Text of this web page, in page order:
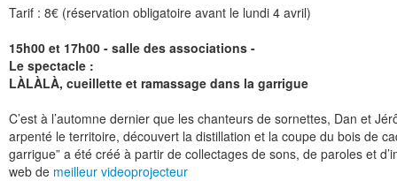
Tarif : 8€ (réservation obligatoire avant le lundi 4 avril)
15h00 et 17h00 - salle des associations -
Le spectacle :
LÀLÀLÀ, cueillette et ramassage dans la garrigue
C’est à l’automne dernier que les chanteurs de sornettes, Dan et
arpenté le territoire, découvert la distillation et la coupe du bois de
garrigue” a été créé à partir de collectages de sons, de paroles et
web de meilleur videoprojecteur